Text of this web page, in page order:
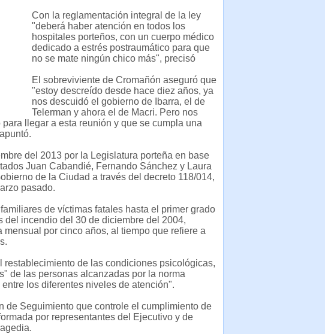
Con la reglamentación integral de la ley
"deberá haber atención en todos los
hospitales porteños, con un cuerpo médico
dedicado a estrés postraumático para que
no se mate ningún chico más", precisó
El sobreviviente de Cromañón aseguró que
"estoy descreído desde hace diez años, ya
nos descuidó el gobierno de Ibarra, el de
Telerman y ahora el de Macri. Pero nos
llegar a esta reunión y que se cumpla una
del 2013 por la Legislatura porteña en base
Juan Cabandié, Fernando Sánchez y Laura
de la Ciudad a través del decreto 118/014,
pasado.
de víctimas fatales hasta el primer grado
incendio del 30 de diciembre del 2004,
por cinco años, al tiempo que refiere a
de las condiciones psicológicas,
de las personas alcanzadas por la norma
los diferentes niveles de atención".
de Seguimiento que controle el cumplimiento de
por representantes del Ejecutivo y de